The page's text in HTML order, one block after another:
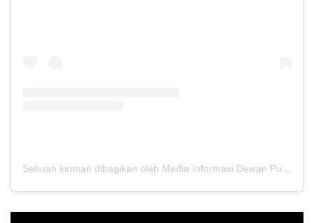
Sebuah kiriman dibagikan oleh Media Informasi Dewan Pusat Persaudaraan Setia Hati Terate (@media.dewanpusat)